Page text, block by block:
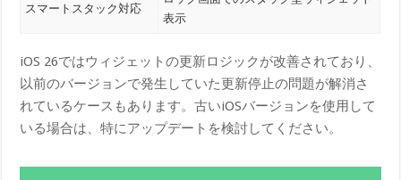
スマートスタック対応
表示
iOS 26ではウィジェットの更新ロジックが改善されており、
以前のバージョンで発生していた更新停止の問題が解消さ
れているケースもあります。古いiOSバージョンを使用して
いる場合は、特にアップデートを検討してください。